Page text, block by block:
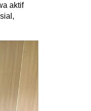
aktif